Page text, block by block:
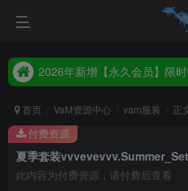
首页 VaM资源中心 vam服装 正
夏季套装
此内容为付费资源，请付费后查看
付费资源